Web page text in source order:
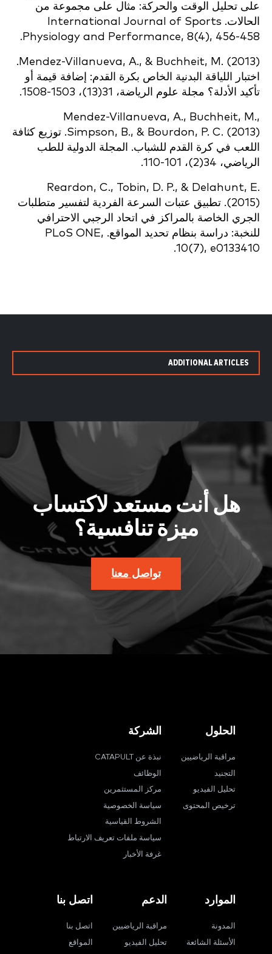
على تحليل الوقت والحركة: مثال على مجموعة من
الحالات. International Journal of Sports
Physiology and Performance, 8(4), 456-458.
Mendez-Villanueva, A., & Buchheit, M. (2013).
اختبار اللياقة البدنية الخاص بكرة القدم: إضافة قيمة أو
تأكيد الأدلة؟ مجلة علوم الرياضة، 31(13)، 1503-1508.
Mendez-Villanueva, A., Buchheit, M.,
Simpson, B., & Bourdon, P. C. (2013). توزيع كثافة
اللعب في كرة القدم للشباب. المجلة الدولية للطب
الرياضي، 34(2)، 101-110.
Reardon, C., Tobin, D. P., & Delahunt, E.
(2015). تطبيق عتبات السرعة الفردية لتفسير متطلبات
الجري الخاصة بالمراكز في اتحاد الرجبي الاحترافي
للنخبة: دراسة بنظام تحديد المواقع. PLoS ONE,
10(7), e0133410.
ADDITIONAL ARTICLES
هل أنت مستعد لاكتساب
ميزة تنافسية؟
تواصل معنا
الحلول
مراقبة الرياضيين
التجنيد
تحليل الفيديو
ترخيص المحتوى
الشركة
نبذة عن CATAPULT
الوظائف
مركز المستثمرين
سياسة الخصوصية
الشروط القياسية
سياسة ملفات تعريف الارتباط
غرفة الأخبار
الموارد
المدونة
الأسئلة الشائعة
الدعم
مراقبة الرياضيين
تحليل الفيديو
اتصل بنا
اتصل بنا
المواقع